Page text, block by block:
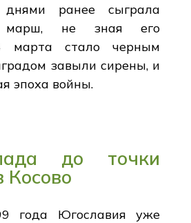
днями ранее сыграла
марш, не зная его
марта стало черным
завыли сирены, и
эпоха войны.
до точки
Косово
года Югославия уже